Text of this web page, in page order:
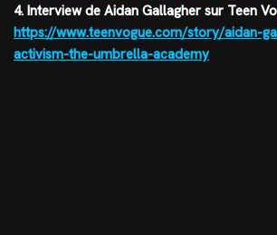
4. Interview de Aidan Gallagher sur Teen
https://www.teenvogue.com/story/aidan-
activism-the-umbrella-academy